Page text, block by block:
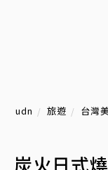
udn 旅遊 台灣
炭火日式